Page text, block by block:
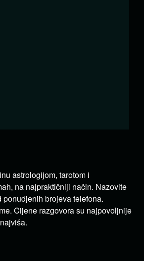
astrologijom, tarotom i
na najpraktičniji način. Nazovite
ponudjenih brojeva telefona.
Cijene razgovora su najpovoljnije